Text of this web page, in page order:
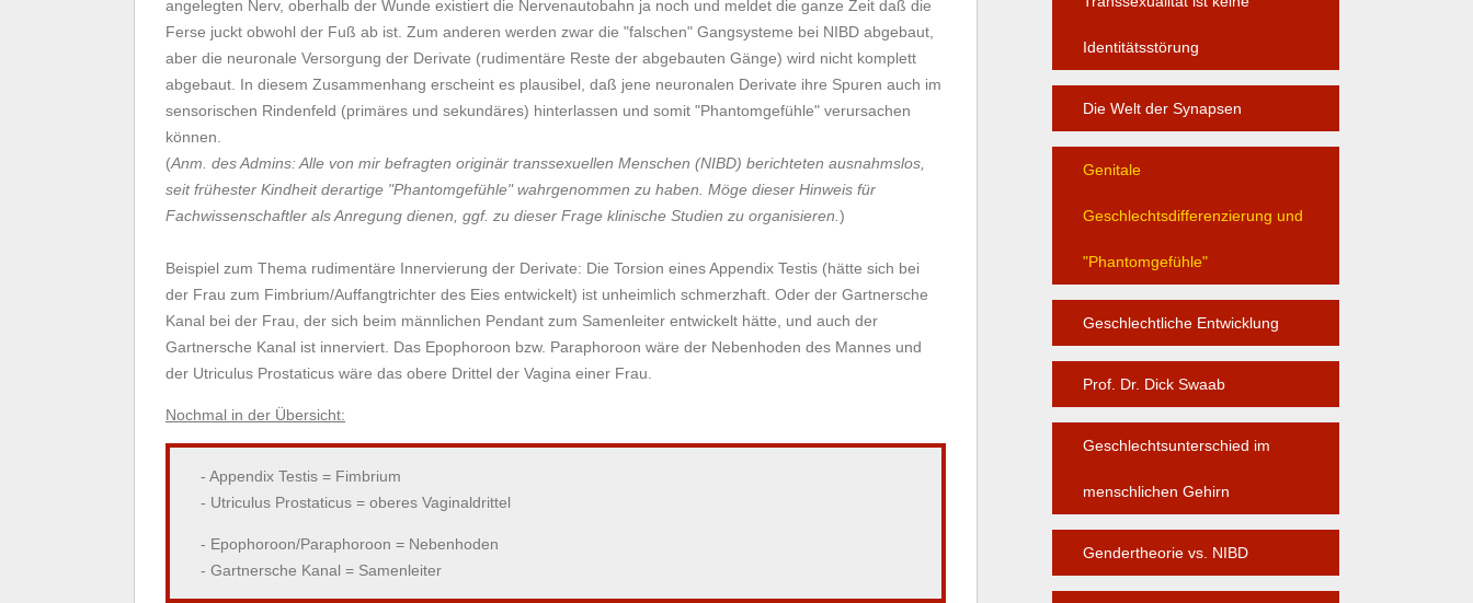
angelegten Nerv, oberhalb der Wunde existiert die Nervenautobahn ja noch und meldet die ganze Zeit daß die
Ferse juckt obwohl der Fuß ab ist. Zum anderen werden zwar die "falschen" Gangsysteme bei NIBD abgebaut,
aber die neuronale Versorgung der Derivate (rudimentäre Reste der abgebauten Gänge) wird nicht komplett
abgebaut. In diesem Zusammenhang erscheint es plausibel, daß jene neuronalen Derivate ihre Spuren auch im
sensorischen Rindenfeld (primäres und sekundäres) hinterlassen und somit "Phantomgefühle" verursachen
können.
(Anm. des Admins: Alle von mir befragten originär transsexuellen Menschen (NIBD) berichteten ausnahmslos,
seit frühester Kindheit derartige "Phantomgefühle" wahrgenommen zu haben. Möge dieser Hinweis für
Fachwissenschaftler als Anregung dienen, ggf. zu dieser Frage klinische Studien zu organisieren. )
Beispiel zum Thema rudimentäre Innervierung der Derivate: Die Torsion eines Appendix Testis (hätte sich bei
der Frau zum Fimbrium/Auffangtrichter des Eies entwickelt) ist unheimlich schmerzhaft. Oder der Gartnersche
Kanal bei der Frau, der sich beim männlichen Pendant zum Samenleiter entwickelt hätte, und auch der
Gartnersche Kanal ist innerviert. Das Epophoroon bzw. Paraphoroon wäre der Nebenhoden des Mannes und
der Utriculus Prostaticus wäre das obere Drittel der Vagina einer Frau.
Nochmal in der Übersicht:
- Appendix Testis = Fimbrium
- Utriculus Prostaticus = oberes Vaginaldrittel
- Epophoroon/Paraphoroon = Nebenhoden
- Gartnersche Kanal = Samenleiter
Identitätsstörung
Die Welt der Synapsen
Genitale
Geschlechtsdifferenzierung und
"Phantomgefühle"
Geschlechtliche Entwicklung
Prof. Dr. Dick Swaab
Geschlechtsunterschied im
menschlichen Gehirn
Gendertheorie vs. NIBD